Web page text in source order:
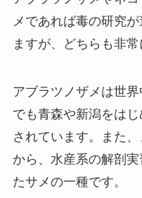
メであれば毒の研究
ますが、どちらも非
アブラツノザメは世
でも青森や新潟をは
されています。また
から、水産系の解剖
たサメの一種です。